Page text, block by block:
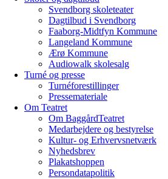
Svendborg skoleteater
Dagtilbud i Svendborg
Faaborg-Midtfyn Kommune
Langeland Kommune
Ærø Kommune
Audiowalk skolesalg
Turné og presse
Turnéforestillinger
Pressemateriale
Om Teatret
Om BaggårdTeatret
Medarbejdere og bestyrelse
Kultur- og Erhvervsnetværk
Nyhedsbrev
Plakatshoppen
Persondatapolitik